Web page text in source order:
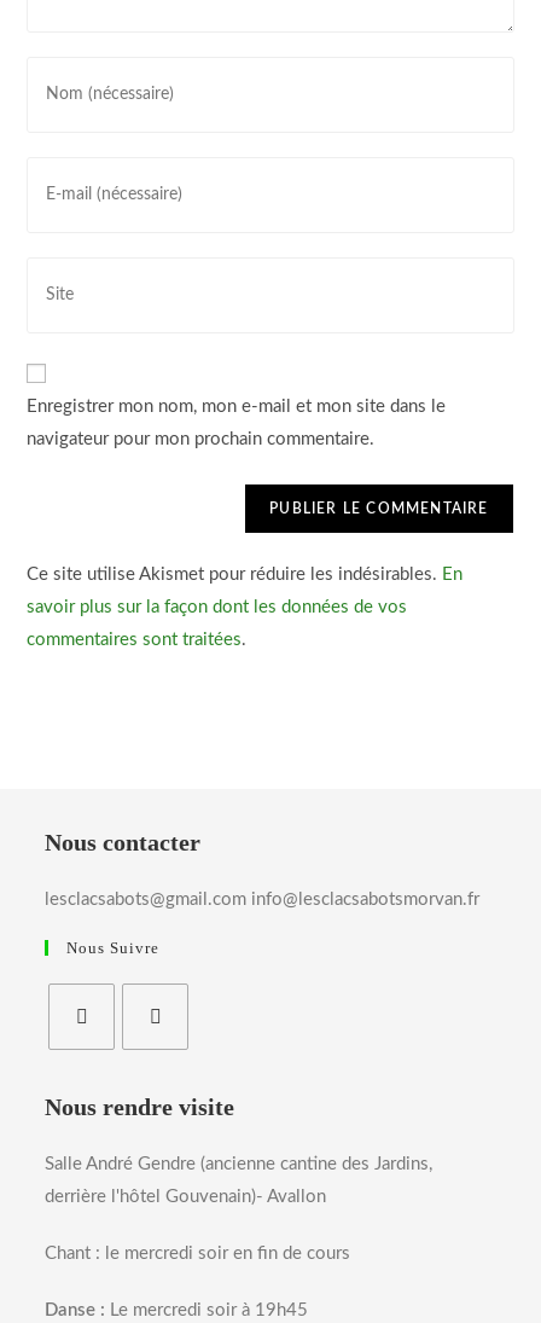
Enregistrer mon nom, mon e-mail et mon site dans le
navigateur pour mon prochain commentaire.
Ce site utilise Akismet pour réduire les indésirables. En
savoir plus sur la façon dont les données de vos
commentaires sont traitées.
Nous contacter
lesclacsabots@gmail.com info@lesclacsabotsmorvan.fr
Nous Suivre
Nous rendre visite
Salle André Gendre (ancienne cantine des Jardins,
derrière l'hôtel Gouvenain)- Avallon
Chant : le mercredi soir en fin de cours
Danse : Le mercredi soir à 19h45